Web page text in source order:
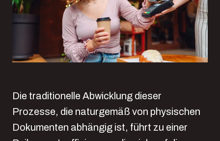
Die traditionelle Abwicklung dieser
Prozesse, die naturgemäß von physischen
Dokumenten abhängig ist, führt zu einer